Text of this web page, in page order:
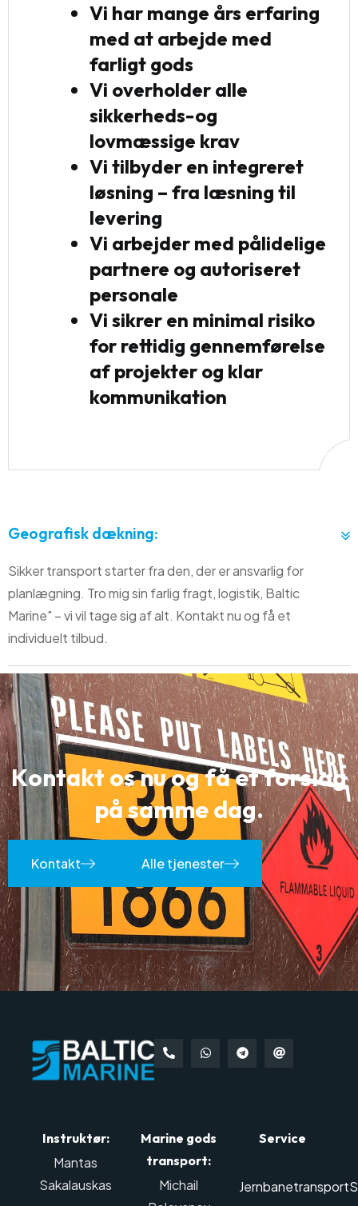
Vi har mange års erfaring
med at arbejde med
farligt gods
Vi overholder alle
sikkerheds-og
lovmæssige krav
Vi tilbyder en integreret
løsning – fra læsning til
levering
Vi arbejder med pålidelige
partnere og autoriseret
personale
Vi sikrer en minimal risiko
for rettidig gennemførelse
af projekter og klar
kommunikation
Geografisk dækning:
Sikker transport starter fra den, der er ansvarlig for
planlægning. Tro mig sin farlig fragt, logistik, Baltic
Marine" – vi vil tage sig af alt. Kontakt nu og få et
individuelt tilbud.
Kontakt osnuogfåetforslag
påsammedag.
Kontakt Alle tjenester
Instruktør:
Mantas
Sakalauskas
Marine gods
transport:
Michail
Service
Jernbanetransport